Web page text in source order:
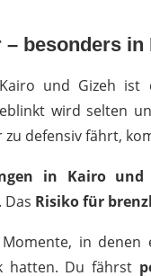
besonders in
und Gizeh
wird selten
zu defensiv fährt,
in Kairo und
Risiko für
in
hatten. Du fährst